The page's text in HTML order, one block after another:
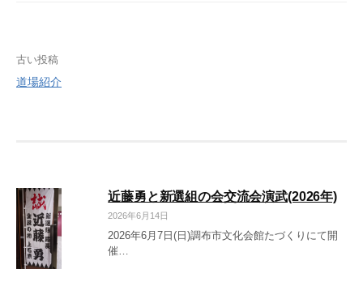
投
稿
ー
シ
ョ
古い投稿
道場紹介
近藤勇と新選組の会交流会演武(2026年)
2026年6月14日
2026年6月7日(日)調布市文化会館たづくりにて開
催…